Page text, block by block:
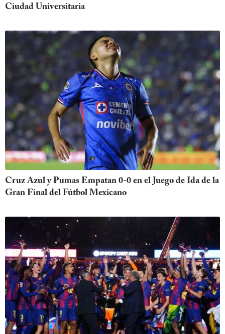
Ciudad Universitaria
Cruz Azul y Pumas Empatan 0-0 en el Juego de Ida de la
Gran Final del Fútbol Mexicano